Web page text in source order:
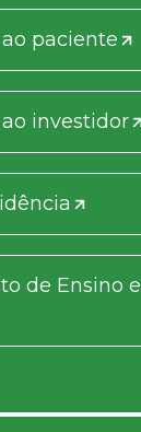
paciente
investidor
de Ensino e